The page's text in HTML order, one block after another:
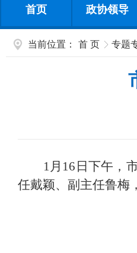
首页 政协领导
当前位置： 首 页 专题
1月16日下午，
任戴颖、副主任鲁梅